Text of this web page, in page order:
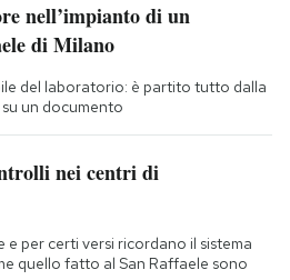
nell’impianto di un
di Milano
del laboratorio: è partito tutto dalla
un documento
nei centri di
per certi versi ricordano il sistema
quello fatto al San Raffaele sono